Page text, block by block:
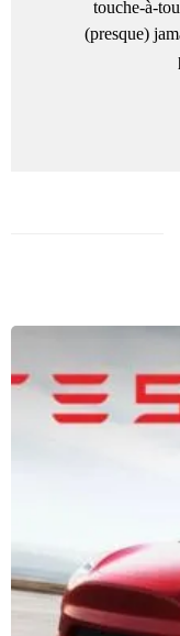
touche-à-
(presque)